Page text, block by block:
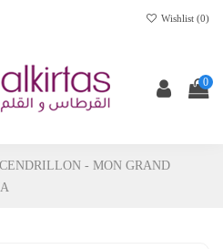
Wishlist (0)
0
CENDRILLON - MON GRAND